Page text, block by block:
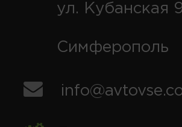
ул. Кубанская
Симферополь